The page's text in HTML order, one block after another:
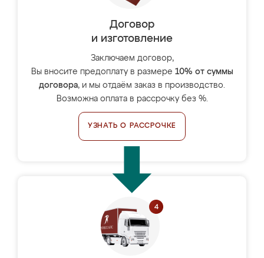
Договор
и изготовление
Заключаем договор,
Вы вносите предоплату в размере 10% от суммы
договора, и мы отдаём заказ в производство.
Возможна оплата в рассрочку без %.
УЗНАТЬ О РАССРОЧКЕ